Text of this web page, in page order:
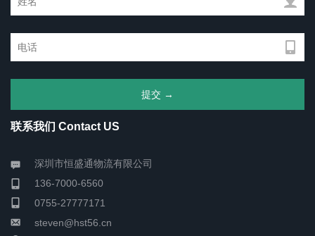
联系我们 Contact US
深圳市恒盛通物流有限公司
136-7000-6560
0755-27777171
steven@hst56.cn